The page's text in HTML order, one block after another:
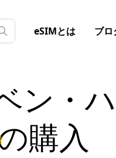
eSIMとは ブロ
ン・
購入